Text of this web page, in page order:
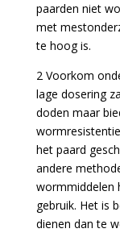
paarden niet
met
te hoog is.
2 Voorkom
lage dosering
doden maar
het paard
andere
wormmiddelen
gebruik. Het is
dienen dan te